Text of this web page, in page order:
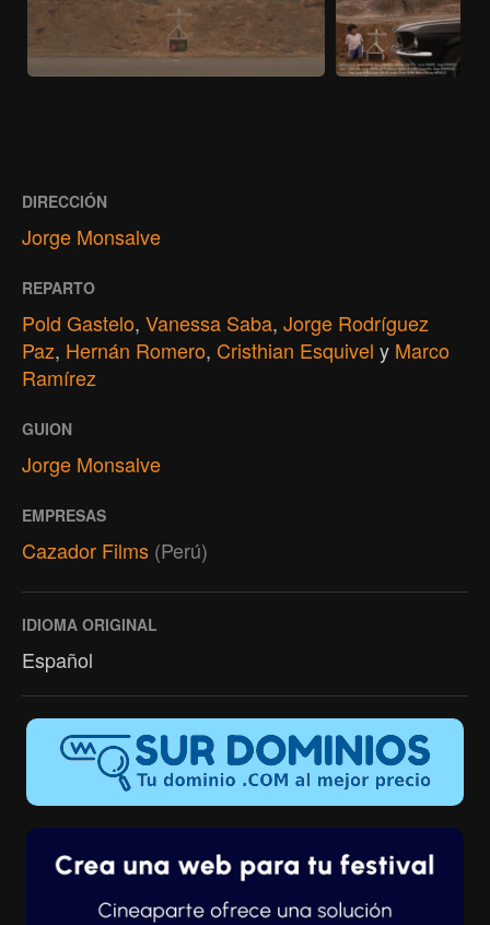
DIRECCIÓN
Jorge Monsalve
REPARTO
Pold Gastelo, Vanessa Saba, Jorge Rodríguez
Paz, Hernán Romero, Cristhian Esquivel y Marco
Ramírez
GUION
Jorge Monsalve
EMPRESAS
Cazador Films (Perú)
IDIOMA ORIGINAL
Español